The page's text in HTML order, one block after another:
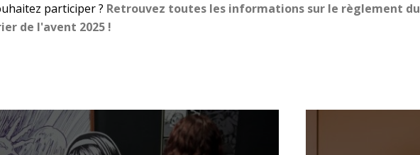
participer ? Retrouvez toutes les informations sur le règlement du
de l'avent 2025 !